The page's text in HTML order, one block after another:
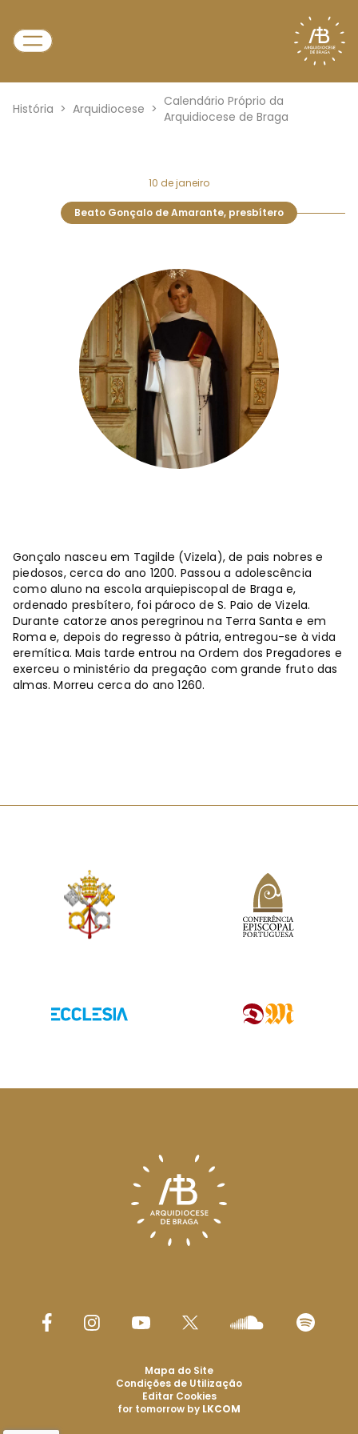
História > Arquidiocese > Calendário Próprio da
Arquidiocese de Braga
10 de janeiro
Beato Gonçalo de Amarante, presbítero
Gonçalo nasceu em Tagilde (Vizela), de pais nobres e
piedosos, cerca do ano 1200. Passou a adolescência
como aluno na escola arquiepiscopal de Braga e,
ordenado presbítero, foi pároco de S. Paio de Vizela.
Durante catorze anos peregrinou na Terra Santa e em
Roma e, depois do regresso à pátria, entregou-se à vida
eremítica. Mais tarde entrou na Ordem dos Pregadores e
exerceu o ministério da pregação com grande fruto das
almas. Morreu cerca do ano 1260.
Mapa do Site
Condições de Utilização
Editar Cookies
for tomorrow by LKCOM